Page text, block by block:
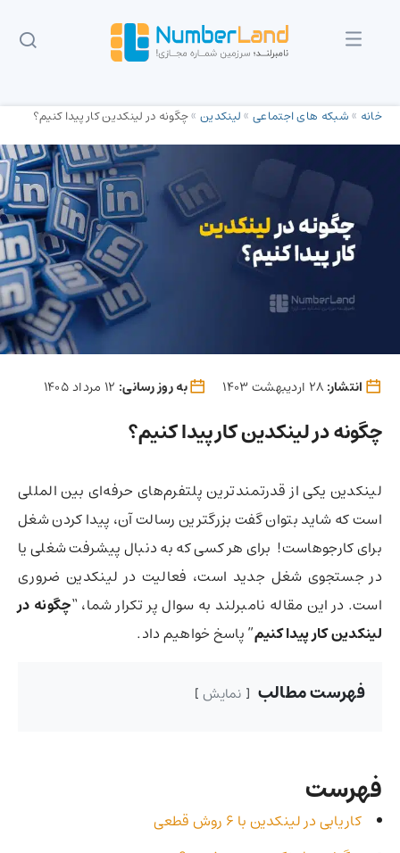
خانه »شبکه های اجتماعی»لینکدین»چگونه در لینکدین کار پیدا کنیم؟‌
انتشار: به روز رسانی:
چگونه در لینکدین کار پیدا کنیم؟‌
لینکدین یکی از قدرتمندترین پلتفرم‌های حرفه‌ای بین المللی
است که شاید بتوان گفت بزرگترین رسالت آن،‌ پیدا کردن شغل
برای کارجوهاست! برای هر کسی که به دنبال پیشرفت شغلی یا
در جستجوی شغل جدید است، فعالیت در لینکدین ضروری
است. در این مقاله نامبرلند به سوال پر تکرار شما، “چگونه در
لینکدین کار پیدا کنیم” پاسخ خواهیم داد.
فهرست مطالب نمایش
فهرست
کاریابی در لینکدین با ۶ روش قطعی